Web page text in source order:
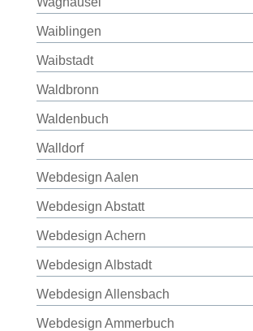
Waiblingen
Waibstadt
Waldbronn
Waldenbuch
Walldorf
Webdesign Aalen
Webdesign Abstatt
Webdesign Achern
Webdesign Albstadt
Webdesign Allensbach
Webdesign Ammerbuch